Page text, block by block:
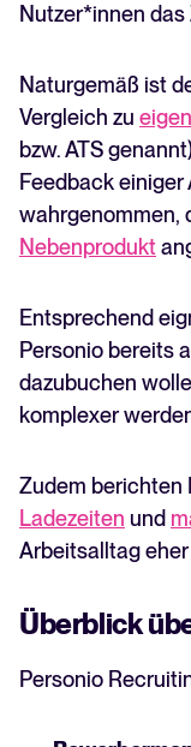
Nutzer*innen
Naturgemäß ist
Vergleich zu
bzw. ATS
Feedback
wahrgenommen,
Nebenprodukt
Entsprechend
Personio bereits
dazubuchen
komplexer
Zudem berichten
Ladezeiten und
Arbeitsalltag
Überblick
Personio